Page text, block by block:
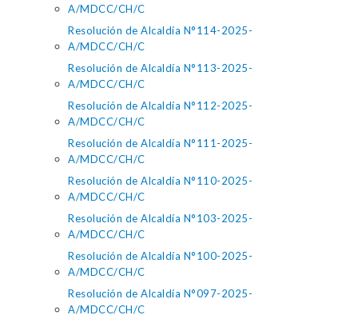
A/MDCC/CH/C
Resolución de Alcaldía N°114-2025-
A/MDCC/CH/C
Resolución de Alcaldía N°113-2025-
A/MDCC/CH/C
Resolución de Alcaldía N°112-2025-
A/MDCC/CH/C
Resolución de Alcaldía N°111-2025-
A/MDCC/CH/C
Resolución de Alcaldía N°110-2025-
A/MDCC/CH/C
Resolución de Alcaldía N°103-2025-
A/MDCC/CH/C
Resolución de Alcaldía N°100-2025-
A/MDCC/CH/C
Resolución de Alcaldía N°097-2025-
A/MDCC/CH/C